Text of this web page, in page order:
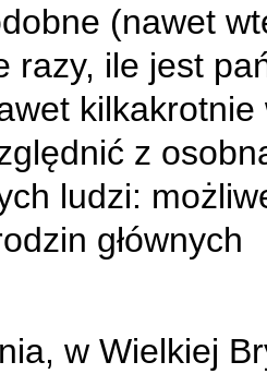
(nawet
razy, ile jest
kilkakrotnie
z
ludzi:
głównych
w Wielkiej